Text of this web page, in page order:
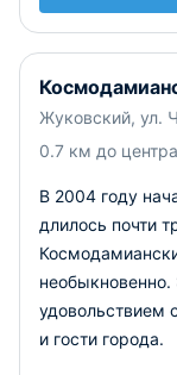
Жуковский, ул.
0.7 км до
В 2004 году
длилось почти
необыкновенно.
удовольствием
и гости города.